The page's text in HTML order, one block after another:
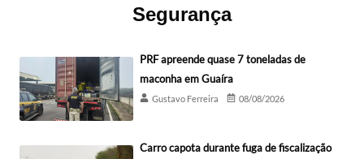
Segurança
PRF apreende quase 7 toneladas de
maconha em Guaíra
Gustavo Ferreira 08/08/2026
Carro capota durante fuga de fiscalização